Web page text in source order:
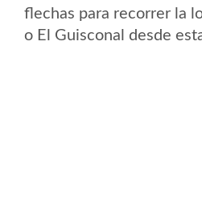
flechas para recorrer la
o El Guisconal desde